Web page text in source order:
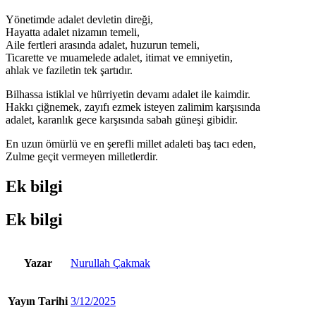
Yönetimde adalet devletin direği,
Hayatta adalet nizamın temeli,
Aile fertleri arasında adalet, huzurun temeli,
Ticarette ve muamelede adalet, itimat ve emniyetin,
ahlak ve faziletin tek şartıdır.
Bilhassa istiklal ve hürriyetin devamı adalet ile kaimdir.
Hakkı çiğnemek, zayıfı ezmek isteyen zalimim karşısında
adalet, karanlık gece karşısında sabah güneşi gibidir.
En uzun ömürlü ve en şerefli millet adaleti baş tacı eden,
Zulme geçit vermeyen milletlerdir.
Ek bilgi
Ek bilgi
Yazar Nurullah Çakmak
Yayın Tarihi 3/12/2025